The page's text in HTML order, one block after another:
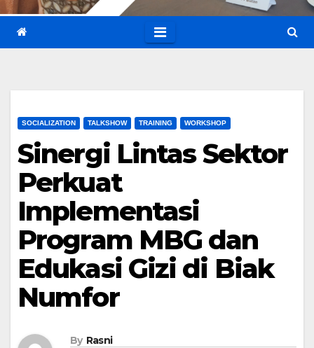
SOCIALIZATION TALKSHOW TRAINING WORKSHOP
Sinergi Lintas Sektor
Perkuat
Implementasi
Program MBG dan
Edukasi Gizi di Biak
Numfor
By Rasni